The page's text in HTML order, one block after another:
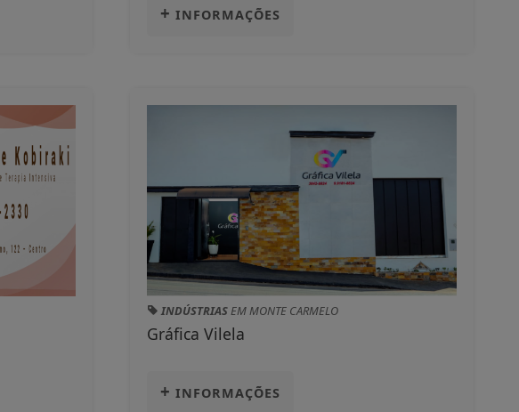
+ INFORMAÇÕES
INDÚSTRIASEM MONTE CARMELO
Gráfica Vilela
+ INFORMAÇÕES